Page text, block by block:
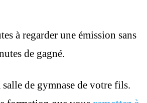
à regarder une émission sans
de gagné.
de gymnase de votre fils.